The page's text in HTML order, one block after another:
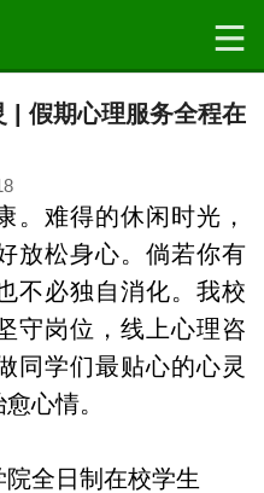
| 假期心理服务全程在
。难得的休闲时光，
放松身心。倘若你有
不必独自消化。我校
守岗位，线上心理咨
同学们最贴心的心灵
心情。
全日制在校学生